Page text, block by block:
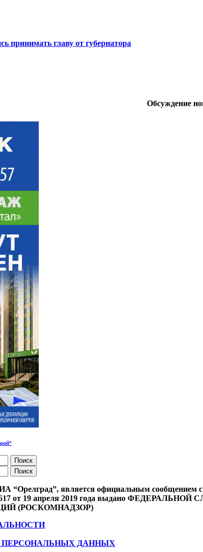
принимать главу от губернатора
Обсуждение
“Орелград”, является официальным сообщением
от 19 апреля 2019 года выдано
(РОСКОМНАДЗОР)
ПЕРСОНАЛЬНЫХ ДАННЫХ